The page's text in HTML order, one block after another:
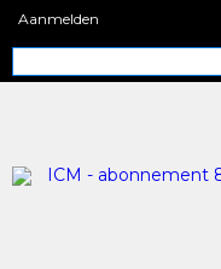
Aanmelden